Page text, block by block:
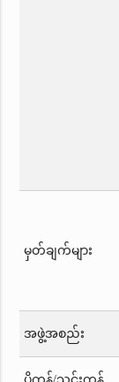
မှတ်ချက်များ
အဖွဲ့အစည်း